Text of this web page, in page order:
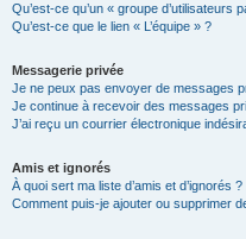
Qu’est-ce qu’un « groupe d’utilisateurs
Qu’est-ce que le lien « L’équipe » ?
Messagerie privée
Je ne peux pas envoyer de messages
Je continue à recevoir des messages
J’ai reçu un courrier électronique
Amis et ignorés
À quoi sert ma liste d’amis et d’ignorés ?
Comment puis-je ajouter ou supprimer